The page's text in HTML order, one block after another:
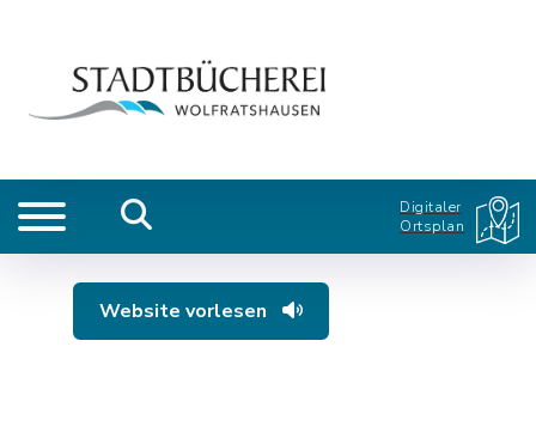
Digitaler
Ortsplan
Website vorlesen